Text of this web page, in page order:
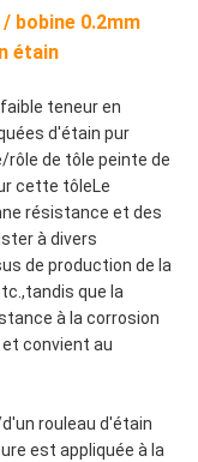
bobine 0.2mm
étain
teneur en
d'étain pur
de tôle peinte de
cette tôleLe
résistance et des
à divers
de production de la
que la
à la corrosion
convient au
rouleau d'étain
est appliquée à la